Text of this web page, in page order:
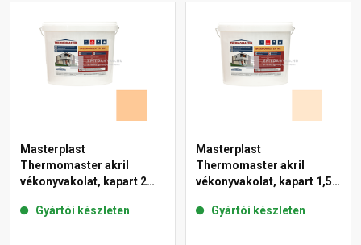
Masterplast
Thermomaster akril
vékonyvakolat, kapart 2
Gyártói készleten
Masterplast
Thermomaster akril
vékonyvakolat, kapart 1,5
Gyártói készleten